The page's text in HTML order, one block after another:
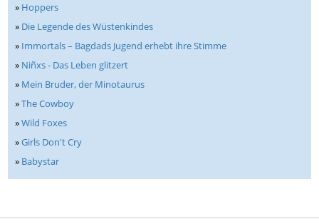
» Hoppers
» Die Legende des Wüstenkindes
» Immortals – Bagdads Jugend erhebt ihre Stimme
» Niñxs - Das Leben glitzert
» Mein Bruder, der Minotaurus
»The Cowboy
»Wild Foxes
»Girls Don't Cry
» Babystar